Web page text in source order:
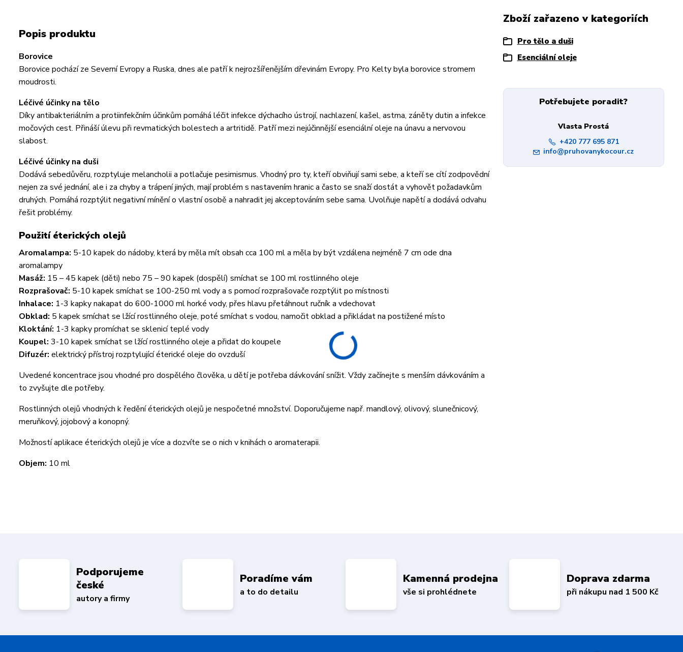
Popis produktu
Borovice
Borovice pochází ze Severní Evropy a Ruska, dnes ale patří k nejrozšířenějším dřevinám Evropy. Pro Kelty byla borovice stromem
moudrosti.
Léčivé účinky na tělo
Díky antibakteriálním a protiinfekčním účinkům pomáhá léčit infekce dýchacího ústrojí, nachlazení, kašel, astma, záněty dutin a infekce
močových cest. Přináší úlevu při revmatických bolestech a artritidě. Patří mezi nejúčinnější esenciální oleje na únavu a nervovou
slabost.
Léčivé účinky na duši
Dodává sebedůvěru, rozptyluje melancholii a potlačuje pesimismus. Vhodný pro ty, kteří obviňují sami sebe, a kteří se cítí zodpovědní
nejen za své jednání, ale i za chyby a trápení jiných, mají problém s nastavením hranic a často se snaží dostát a vyhovět požadavkům
druhých. Pomáhá rozptýlit negativní mínění o vlastní osobě a nahradit jej akceptováním sebe sama. Uvolňuje napětí a dodává odvahu
řešit problémy.
Použití éterických olejů
Aromalampa: 5-10 kapek do nádoby, která by měla mít obsah cca 100 ml a měla by být vzdálena nejméně 7 cm ode dna
aromalampy
Masáž: 15 – 45 kapek (děti) nebo 75 – 90 kapek (dospělí) smíchat se 100 ml rostlinného oleje
Rozprašovač: 5-10 kapek smíchat se 100-250 ml vody a s pomocí rozprašovače rozptýlit po místnosti
Inhalace: 1-3 kapky nakapat do 600-1000 ml horké vody, přes hlavu přetáhnout ručník a vdechovat
Obklad: 5 kapek smíchat se lžící rostlinného oleje, poté smíchat s vodou, namočit obklad a přikládat na postižené místo
Kloktání: 1-3 kapky promíchat se sklenicí teplé vody
Koupel: 3-10 kapek smíchat se lžící rostlinného oleje a přidat do koupele
Difuzér: elektrický přístroj rozptylující éterické oleje do ovzduší
Uvedené koncentrace jsou vhodné pro dospělého člověka, u dětí je potřeba dávkování snížit. Vždy začínejte s menším dávkováním a
to zvyšujte dle potřeby.
Rostlinných olejů vhodných k ředění éterických olejů je nespočetné množství. Doporučujeme např. mandlový, olivový, slunečnicový,
meruňkový, jojobový a konopný.
Možností aplikace éterických olejů je více a dozvíte se o nich v knihách o aromaterapii.
Objem: 10 ml
Zboží zařazeno v kategoriích
Pro tělo a duši
Esenciální oleje
Potřebujete poradit?
Vlasta Prostá
+420 777 695 871
info@pruhovanykocour.cz
Podporujeme
české
autory a firmy
Poradíme vám
a to do detailu
Kamenná prodejna
vše si prohlédnete
Doprava zdarma
při nákupu nad 1 500 Kč